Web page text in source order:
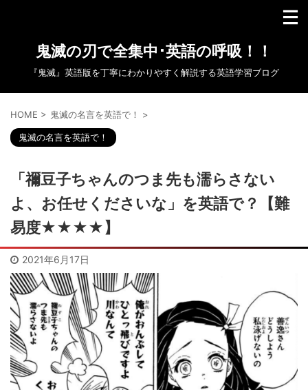
鬼滅の刃で全集中･英語の呼吸！！
『鬼滅』英語版を丁寧にわかりやすく解説する英語学習ブログ
HOME > 鬼滅の名言を英語で！ >
鬼滅の名言を英語で！
「禰豆子ちゃんのつま先も濡らさない
よ、お任せくださいな」を英語で？【難
易度★★★★】
2021年6月17日